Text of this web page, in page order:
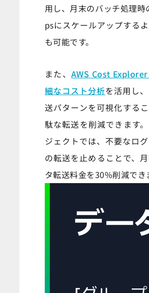
用し、月末のバッチ処理時
psにスケールアップする
も可能です。
また、 AWS Cost
細なコスト分析を活用し
送パターンを可視化する
駄な転送を削減できます
ジェクトでは、不要なロ
の転送を止めることで、
タ転送料金を30%削減でき